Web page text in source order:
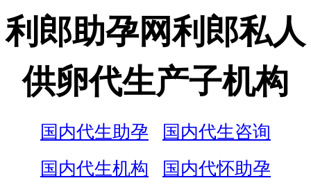
利郎助孕网利郎私人
供卵代生产子机构
国内代生助孕
国内代生咨询
国内代生机构
国内代怀助孕